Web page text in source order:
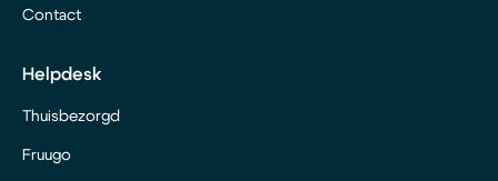
Contact
Helpdesk
Thuisbezorgd
Fruugo